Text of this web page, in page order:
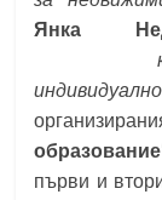
Янка
първи и